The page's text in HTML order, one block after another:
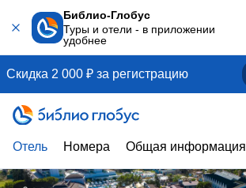
Библио-Глобус
Туры и отели - в приложении
удобнее
Скидка 2 000 ₽ за регистрацию
Отель Номера Общая информация